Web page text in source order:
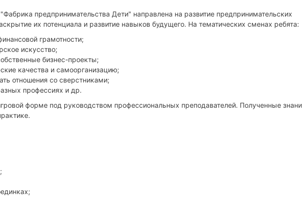
предпринимательства Дети" направлена на развитие предпринимательских
их потенциала и развитие навыков будущего. На тематических сменах ребята:
грамотности;
искусство;
бизнес-проекты;
качества и самоорганизацию;
отношения со сверстниками;
профессиях и др.
форме под руководством профессиональных преподавателей. Полученные